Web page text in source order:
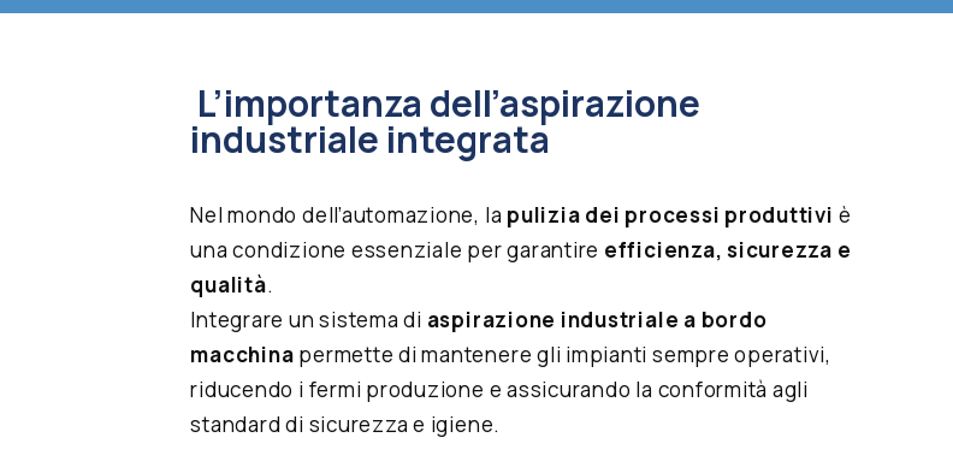
L’importanza dell’aspirazione
industriale integrata
Nel mondo dell’automazione, la pulizia dei processi produttivi è
una condizione essenziale per garantire efficienza, sicurezza e
qualità.
Integrare un sistema di aspirazione industriale a bordo
macchina permette di mantenere gli impianti sempre operativi,
riducendo i fermi produzione e assicurando la conformità agli
standard di sicurezza e igiene.